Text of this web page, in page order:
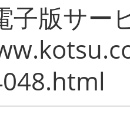
子版サー